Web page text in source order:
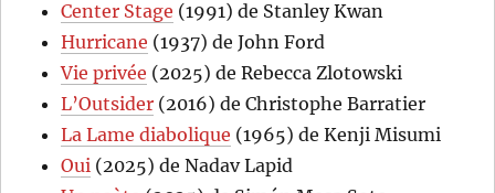
Center Stage (1991) de Stanley Kwan
Hurricane (1937) de John Ford
Vie privée (2025) de Rebecca Zlotowski
L’Outsider (2016) de Christophe Barratier
La Lame diabolique (1965) de Kenji Misumi
Oui (2025) de Nadav Lapid